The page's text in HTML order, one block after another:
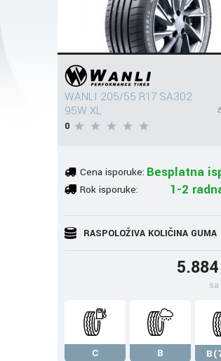
WANLI 205/55 R17 SA302
95W XL
0
Cena isporuke: Besplatna
Rok isporuke: 1-2
RASPOLOŽIVA KOLIČINA GUMA
C B